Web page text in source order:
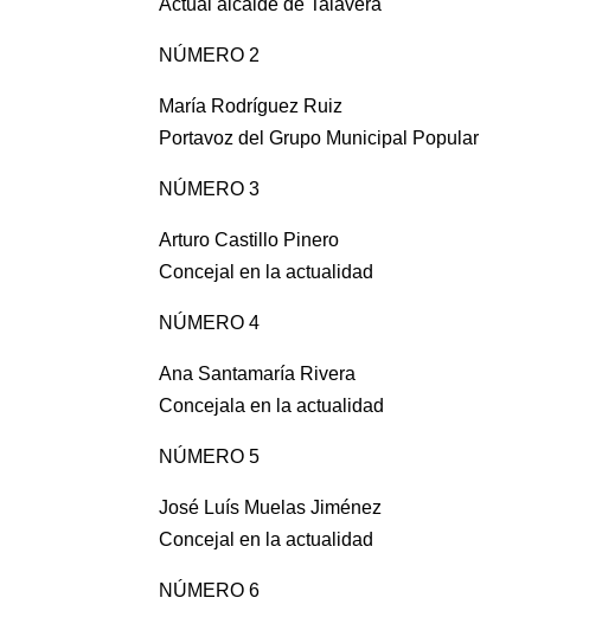
Actual alcalde de Talavera
NÚMERO 2
María Rodríguez Ruiz
Portavoz del Grupo Municipal Popular
NÚMERO 3
Arturo Castillo Pinero
Concejal en la actualidad
NÚMERO 4
Ana Santamaría Rivera
Concejala en la actualidad
NÚMERO 5
José Luís Muelas Jiménez
Concejal en la actualidad
NÚMERO 6